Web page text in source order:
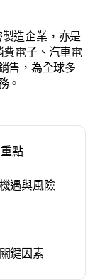
造企業，亦是
費電子、汽車電
售，為全球多
。
點
遇與風險
鍵因素